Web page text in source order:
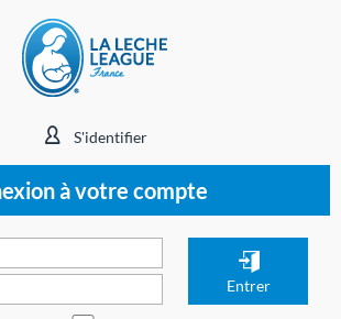
S'identifier
à votre compte